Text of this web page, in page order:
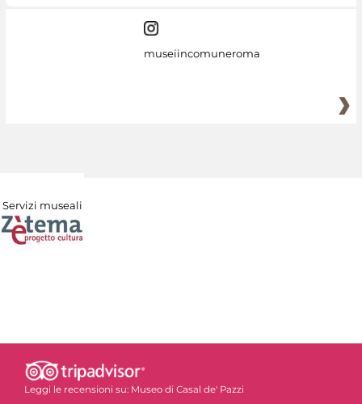
museiincomuneroma
Servizi museali
Leggi le recensioni su: Museo di Casal de' Pazzi